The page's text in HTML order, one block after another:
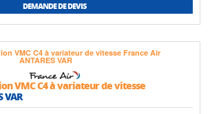
DEMANDE DE DEVIS
VMC C4 à variateur de vitesse
VAR